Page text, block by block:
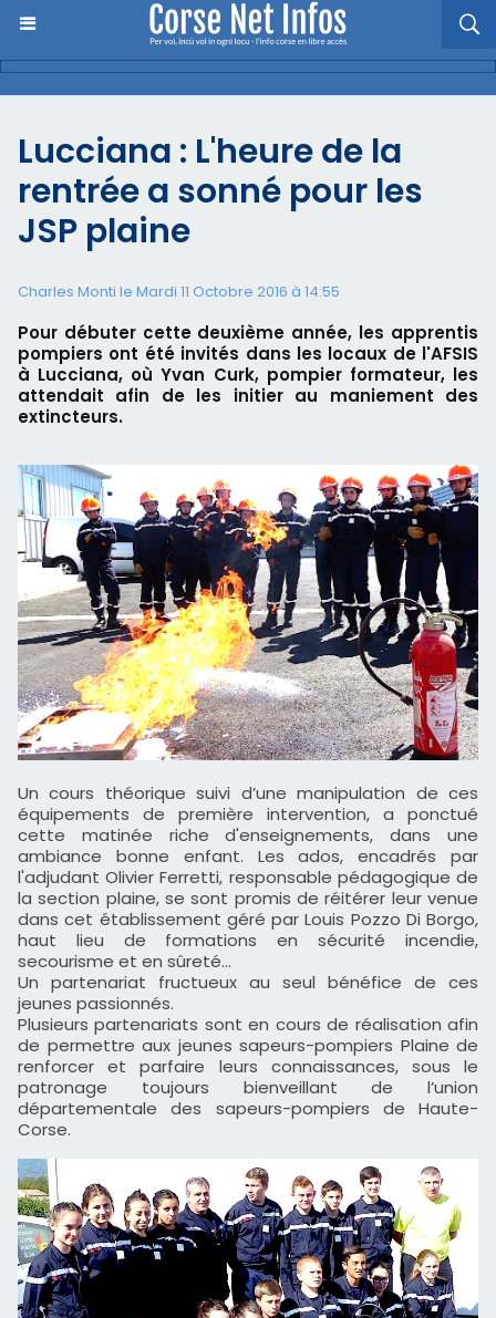
Lucciana : L'heure de la
rentrée a sonné pour les
JSP plaine
Charles Monti le Mardi 11 Octobre 2016 à 14:55
Pour débuter cette deuxième année, les apprentis
pompiers ont été invités dans les locaux de l'AFSIS
à Lucciana, où Yvan Curk, pompier formateur, les
attendait afin de les initier au maniement des
extincteurs.
Un cours théorique suivi d’une manipulation de ces
équipements de première intervention, a ponctué
cette matinée riche d'enseignements, dans une
ambiance bonne enfant. Les ados, encadrés par
l'adjudant Olivier Ferretti, responsable pédagogique de
la section plaine, se sont promis de réitérer leur venue
dans cet établissement géré par Louis Pozzo Di Borgo,
haut lieu de formations en sécurité incendie,
secourisme et en sûreté...
Un partenariat fructueux au seul bénéfice de ces
jeunes passionnés.
Plusieurs partenariats sont en cours de réalisation afin
de permettre aux jeunes sapeurs-pompiers Plaine de
renforcer et parfaire leurs connaissances, sous le
patronage toujours bienveillant de l’union
départementale des sapeurs-pompiers de Haute-
Corse.